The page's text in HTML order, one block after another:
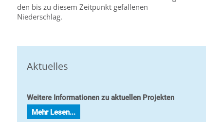
den bis zu diesem Zeitpunkt gefallenen
Niederschlag.
Aktuelles
Weitere Informationen zu aktuellen Projekten
Mehr Lesen...